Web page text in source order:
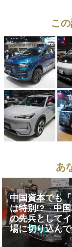
こ
あ
中国資本でも「
は特別!? 中国
の先兵として
場に切り込ん